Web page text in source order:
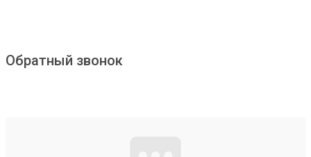
Обратный звонок